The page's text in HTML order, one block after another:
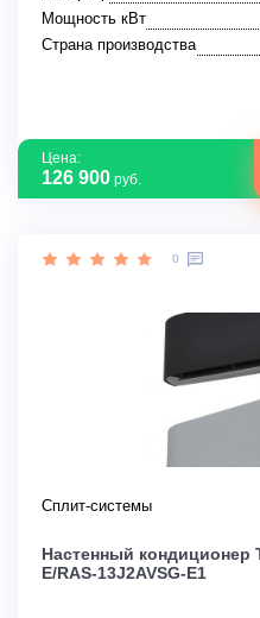
Мощность кВт
Страна производства
Цена:
126 900 руб.
0
Сплит-системы
Настенный кондиционер
E/RAS-13J2AVSG-E1